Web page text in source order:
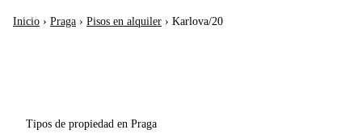
Inicio › Praga › Pisos en alquiler › Karlova/20
Tipos de propiedad en Praga